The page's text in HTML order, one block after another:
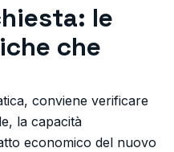
le
che
conviene verificare
la capacità
economico del nuovo